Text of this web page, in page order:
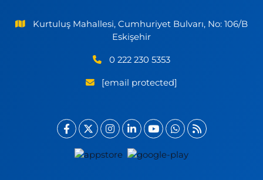
Kurtuluş Mahallesi, Cumhuriyet Bulvarı, No: 106/B
Eskişehir
0 222 230 5353
[email protected]